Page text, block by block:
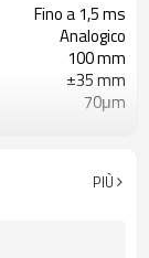
Fino a 1,5 ms
Analogico
100 mm
±35 mm
70μm
P-P10%
PIÙ